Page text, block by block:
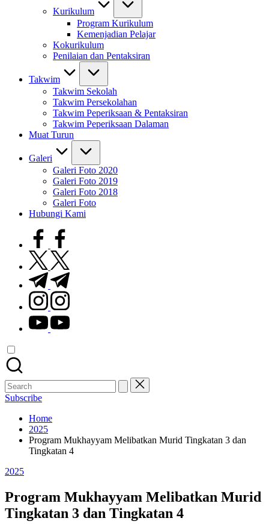
Kurikulum
Program Kurikulum
Kemenjadian Pelajar
Kokurikulum
Penilaian dan Pentaksiran
Takwim
Takwim Sekolah
Takwim Persekolahan
Takwim Peperiksaan & Pentaksiran
Takwim Peperiksaan Dalaman
Muat Turun
Galeri
Galeri Foto 2020
Galeri Foto 2019
Galeri Foto 2018
Galeri Foto
Hubungi Kami
facebook.com
twitter.com
t.me
instagram.com
youtube.com
Search
for:
Subscribe
Home
2025
Program Mukhayyam Melibatkan Murid Tingkatan 3 dan
Tingkatan 4
Posted
2025
Program Mukhayyam Melibatkan Murid
Tingkatan 3 dan Tingkatan 4